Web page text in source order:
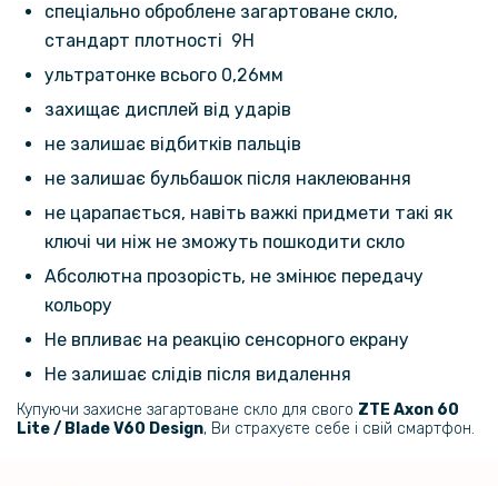
спеціально оброблене загартоване скло,
стандарт плотності 9H
ультратонке всього 0,26мм
захищає дисплей від ударів
не залишає відбитків пальців
не залишає бульбашок після наклеювання
не царапається, навіть важкі придмети такі як
ключі чи ніж не зможуть пошкодити скло
Абсолютна прозорість, не змінює передачу
кольору
Не впливає на реакцію сенсорного екрану
Не залишає слідів після видалення
Купуючи захисне загартоване скло для свого ZTE Axon 60
Lite / Blade V60 Design​, Ви страхуєте себе і свій смартфон.